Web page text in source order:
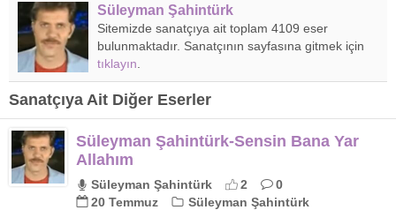
Süleyman Şahintürk
Sitemizde sanatçıya ait toplam 4109 eser
bulunmaktadır. Sanatçının sayfasına gitmek için
tıklayın
Sanatçıya Ait Diğer Eserler
Süleyman Şahintürk-Sensin Bana Yar
Allahım
Süleyman Şahintürk 2
0
20 Temmuz
Süleyman Şahintürk